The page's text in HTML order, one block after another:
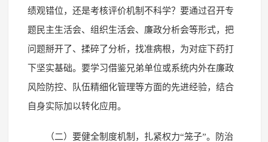
绩观错位，还是考核评价机制不科学？要通过召开专
题民主生活会、组织生活会、廉政分析会等形式，把
问题掰开了、揉碎了分析，找准病根，为对症下药打
下坚实基础。要学习借鉴兄弟单位或系统内外在廉政
风险防控、队伍精细化管理等方面的先进经验，结合
自身实际加以转化应用。
（二）要健全制度机制，扎紧权力“笼子”。防治